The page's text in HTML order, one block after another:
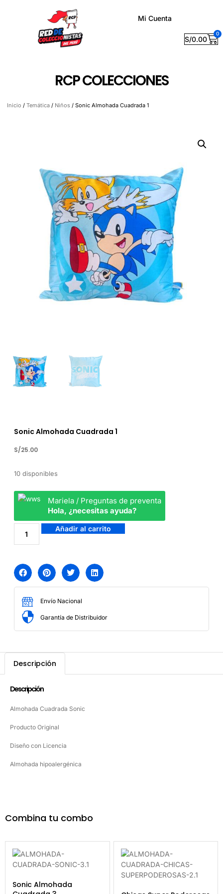
Mi Cuenta
S/0.00
0
RCP COLECCIONES
Inicio / Temática / Niños / Sonic Almohada Cuadrada 1
Sonic Almohada Cuadrada 1
S/25.00
10 disponibles
Mariela / Preguntas de preventa
Hola, ¿necesitas ayuda?
Añadir al carrito
Envío Nacional
Garantía de Distribuidor
Descripción
Descripción
Almohada Cuadrada Sonic
Producto Original
Diseño con Licencia
Almohada hipoalergénica
Combina tu combo
Sonic Almohada